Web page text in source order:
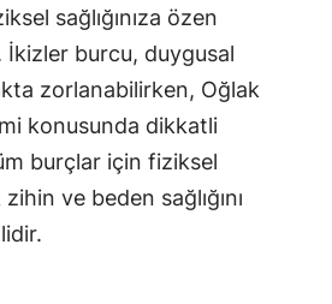
sağlığınıza özen
burcu, duygusal
zorlanabilirken, Oğlak
konusunda dikkatli
burçlar için fiziksel
ve beden sağlığını